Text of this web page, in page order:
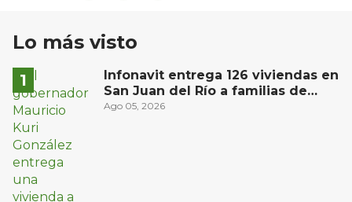
Lo más visto
Infonavit entrega 126 viviendas en
San Juan del Río a familias de
bajos ingresos
Ago 05, 2026